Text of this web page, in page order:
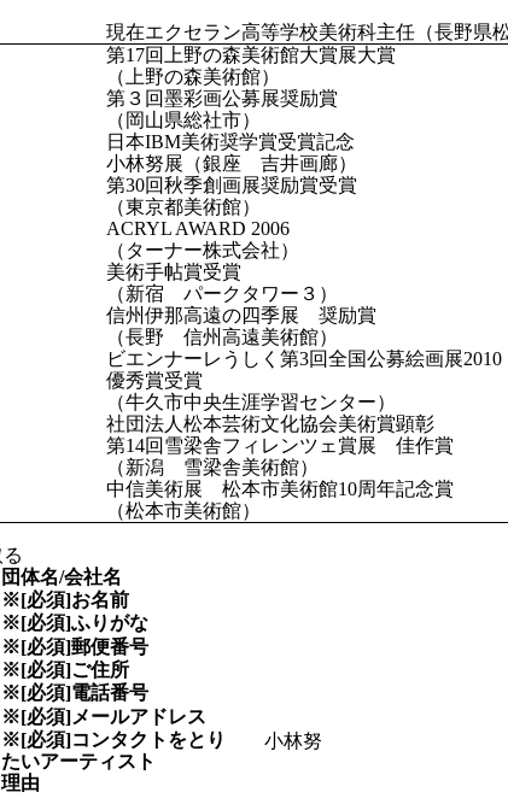
現在エクセラン高等学校美術科主任（長野県松
第17回上野の森美術館大賞展大賞
（上野の森美術館）
第３回墨彩画公募展奨励賞
（岡山県総社市）
日本IBM美術奨学賞受賞記念
小林努展（銀座 吉井画廊）
第30回秋季創画展奨励賞受賞
（東京都美術館）
ACRYL AWARD 2006
（ターナー株式会社）
美術手帖賞受賞
（新宿 パークタワー３）
信州伊那高遠の四季展 奨励賞
（長野 信州高遠美術館）
ビエンナーレうしく第3回全国公募絵画展
優秀賞受賞
（牛久市中央生涯学習センター）
社団法人松本芸術文化協会美術賞顕彰
第14回雪梁舎フィレンツェ賞展 佳作賞
（新潟 雪梁舎美術館）
中信美術展 松本市美術館10周年記念賞
（松本市美術館）
団体名/会社名
※[必須]お名前
※[必須]ふりがな
※[必須]郵便番号
※[必須]ご住所
※[必須]電話番号
※[必須]メールアドレス
※[必須]コンタクトをとり
たいアーティスト
理由